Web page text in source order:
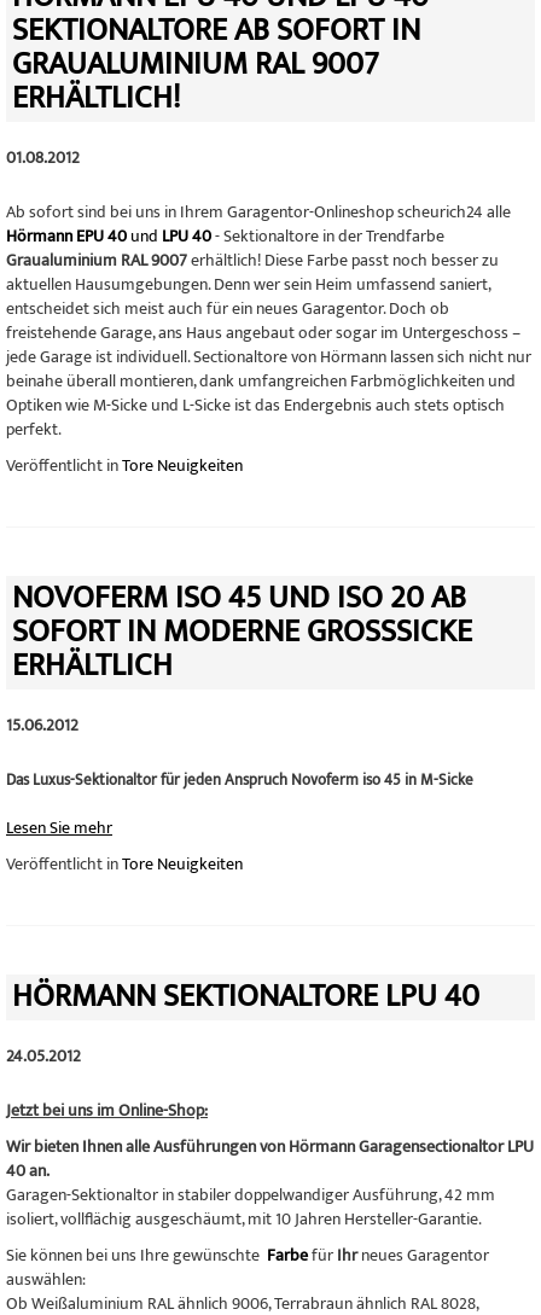
SEKTIONALTORE AB SOFORT IN
GRAUALUMINIUM RAL 9007
ERHÄLTLICH!
01.08.2012
Ab sofort sind bei uns in Ihrem Garagentor-Onlineshop scheurich24 alle
Hörmann EPU 40und LPU 40- Sektionaltore in der Trendfarbe
Graualuminium RAL 9007erhältlich! Diese Farbe passt noch besser zu
aktuellen Hausumgebungen. Denn wer sein Heim umfassend saniert,
entscheidet sich meist auch für ein neues Garagentor. Doch ob
freistehende Garage, ans Haus angebaut oder sogar im Untergeschoss –
jede Garage ist individuell. Sectionaltore von Hörmann lassen sich nicht nur
beinahe überall montieren, dank umfangreichen Farbmöglichkeiten und
Optiken wie M-Sicke und L-Sicke ist das Endergebnis auch stets optisch
perfekt.
Veröffentlicht inTore Neuigkeiten
NOVOFERM ISO 45 UND ISO 20 AB
SOFORT IN MODERNE GROSSSICKE E
RHÄLTLICH
15.06.2012
Das Luxus-Sektionaltor für jeden Anspruch Novoferm iso 45 in M-Sicke
Lesen Sie mehr
Veröffentlicht inTore Neuigkeiten
HÖRMANN SEKTIONALTORE LPU 40
24.05.2012
Jetzt bei uns im Online-Shop:
Wir bieten Ihnen alle Ausführungen von Hörmann Garagensectionaltor LPU
40 an.
Garagen-Sektionaltor in stabiler doppelwandiger Ausführung, 42 mm
isoliert, vollflächig ausgeschäumt, mit 10 Jahren Hersteller-Garantie.
Sie können bei uns Ihre gewünschte FarbefürIhrneues Garagentor
auswählen:
Ob Weißaluminium RAL ähnlich 9006, Terrabraun ähnlich RAL 8028,